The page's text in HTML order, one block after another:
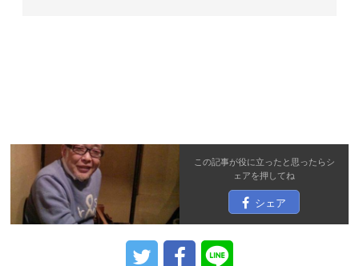
この記事が役に立ったと思ったらシ
ェアを押してね
シェア